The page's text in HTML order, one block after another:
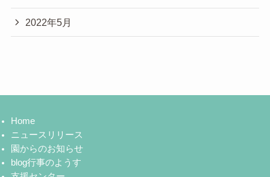
2022年5月
Home
ニュースリリース
園からのお知らせ
blog行事のようす